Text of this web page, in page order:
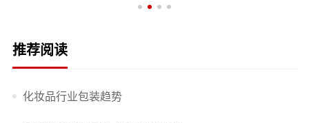
推荐阅读
化妆品行业包装趋势